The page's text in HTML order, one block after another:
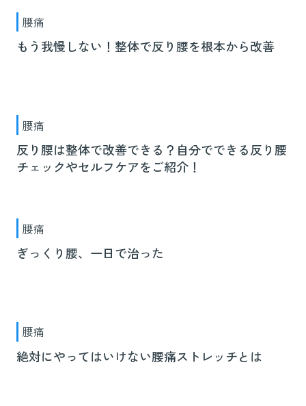
腰痛
もう我慢しない！整体で反り腰を根本から改善
腰痛
反り腰は整体で改善できる？自分でできる反り腰
チェックやセルフケアをご紹介！
腰痛
ぎっくり腰、一日で治った
腰痛
絶対にやってはいけない腰痛ストレッチとは